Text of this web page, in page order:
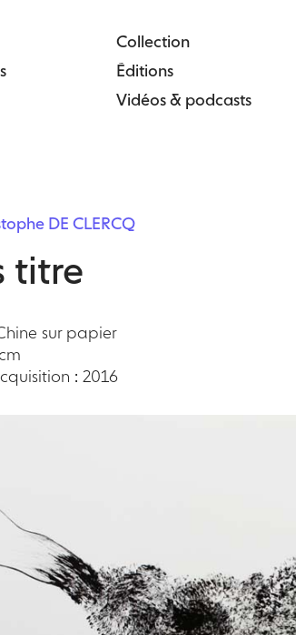
Collection
Éditions
Vidéos & podcasts
DE CLERCQ
titre
sur papier
: 2016